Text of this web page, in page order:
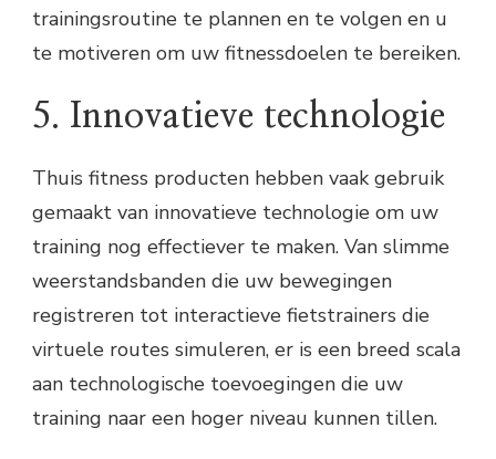
trainingsroutine te plannen en te volgen en u
te motiveren om uw fitnessdoelen te bereiken.
5. Innovatieve technologie
Thuis fitness producten hebben vaak gebruik
gemaakt van innovatieve technologie om uw
training nog effectiever te maken. Van slimme
weerstandsbanden die uw bewegingen
registreren tot interactieve fietstrainers die
virtuele routes simuleren, er is een breed scala
aan technologische toevoegingen die uw
training naar een hoger niveau kunnen tillen.